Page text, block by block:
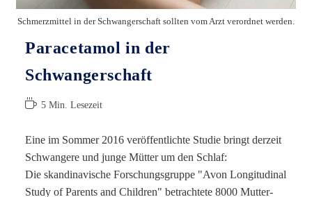
Schmerzmittel in der Schwangerschaft sollten vom Arzt verordnet werden.
Paracetamol in der
Schwangerschaft
Lesedauer:
5 Min. Lesezeit
Eine im Sommer 2016 veröffentlichte Studie bringt derzeit
Schwangere und junge Mütter um den Schlaf:
Die skandinavische Forschungsgruppe "Avon Longitudinal
Study of Parents and Children" betrachtete 8000 Mutter-